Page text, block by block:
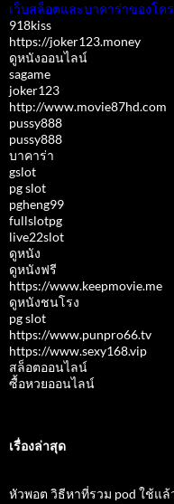
เว็บสล็อตและบาคาร่าของโค
918kiss
https://joker123.money
ดูหนังออนไลน์
sagame
joker123
http://www.movie87hd.com
pussy888
pussy888
บาคาร่า
gslot
pg slot
pgheng99
fullslotpg
live22slot
ดูหนัง
ดูหนังฟรี
https://www.keepmovie.me
ดูหนังชนโรง
pg slot
https://www.punpro66.tv
https://www.sexy168.vip
สล็อตออนไลน์
ซื้อหวยออนไลน์
เรื่องล่าสุด
หัวพอต วิธีหาที่รวม pod ใช้แล้